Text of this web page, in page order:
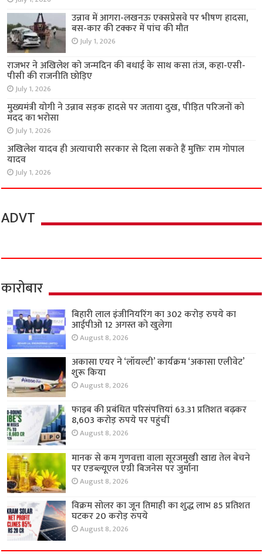
उन्नाव में आगरा-लखनऊ एक्सप्रेसवे पर भीषण हादसा,
बस-कार की टक्कर में पांच की मौत
July 1, 2026
राजभर ने अखिलेश को जन्मदिन की बधाई के साथ कसा तंज, कहा-एसी-
पीसी की राजनीति छोड़िए
July 1, 2026
मुख्यमंत्री योगी ने उन्नाव सड़क हादसे पर जताया दुख, पीड़ित परिजनों को
मदद का भरोसा
July 1, 2026
अखिलेश यादव ही अत्याचारी सरकार से दिला सकते हैं मुक्तिः राम गोपाल
यादव
July 1, 2026
ADVT
कारोबार
बिहारी लाल इंजीनियरिंग का 302 करोड़ रुपये का
आईपीओ 12 अगस्त को खुलेगा
August 8, 2026
अकासा एयर ने ‘लॉयल्टी’ कार्यक्रम ‘अकासा एलीवेट’
शुरू किया
August 8, 2026
फाइब की प्रबंधित परिसंपत्तियां 63.31 प्रतिशत बढ़कर
8,603 करोड़ रुपये पर पहुंचीं
August 8, 2026
मानक से कम गुणवत्ता वाला सूरजमुखी खाद्य तेल बेचने
पर एडब्ल्यूएल एग्री बिजनेस पर जुर्माना
August 8, 2026
विक्रम सोलर का जून तिमाही का शुद्ध लाभ 85 प्रतिशत
घटकर 20 करोड़ रुपये
August 8, 2026